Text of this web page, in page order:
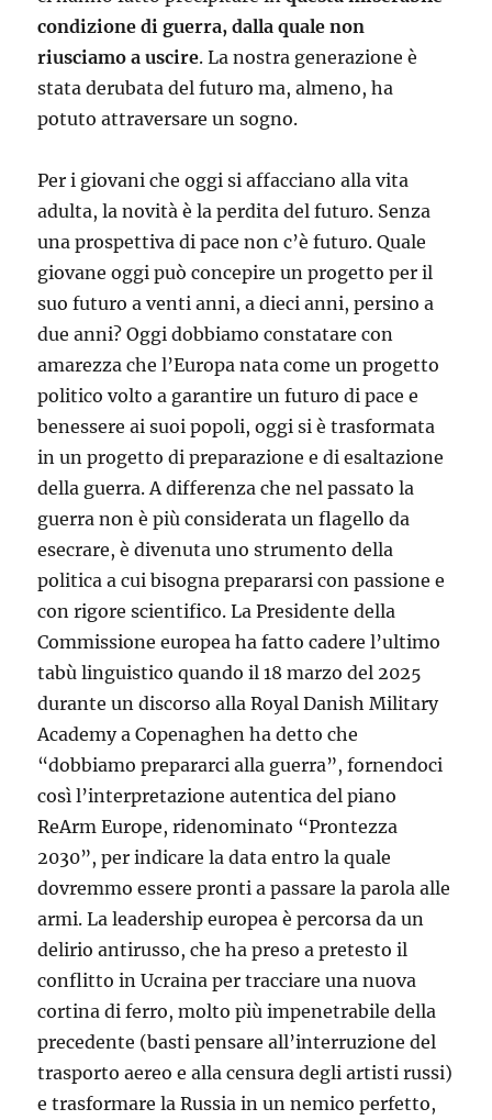
condizione di guerra, dalla quale non
riusciamo a uscire. La nostra generazione è
stata derubata del futuro ma, almeno, ha
potuto attraversare un sogno.
Per i giovani che oggi si affacciano alla vita
adulta, la novità è la perdita del futuro. Senza
una prospettiva di pace non c’è futuro. Quale
giovane oggi può concepire un progetto per il
suo futuro a venti anni, a dieci anni, persino a
due anni? Oggi dobbiamo constatare con
amarezza che l’Europa nata come un progetto
politico volto a garantire un futuro di pace e
benessere ai suoi popoli, oggi si è trasformata
in un progetto di preparazione e di esaltazione
della guerra. A differenza che nel passato la
guerra non è più considerata un flagello da
esecrare, è divenuta uno strumento della
politica a cui bisogna prepararsi con passione e
con rigore scientifico. La Presidente della
Commissione europea ha fatto cadere l’ultimo
tabù linguistico quando il 18 marzo del 2025
durante un discorso alla Royal Danish Military
Academy a Copenaghen ha detto che
“dobbiamo prepararci alla guerra”, fornendoci
così l’interpretazione autentica del piano
ReArm Europe, ridenominato “Prontezza
2030”, per indicare la data entro la quale
dovremmo essere pronti a passare la parola alle
armi. La leadership europea è percorsa da un
delirio antirusso, che ha preso a pretesto il
conflitto in Ucraina per tracciare una nuova
cortina di ferro, molto più impenetrabile della
precedente (basti pensare all’interruzione del
trasporto aereo e alla censura degli artisti russi)
e trasformare la Russia in un nemico perfetto,